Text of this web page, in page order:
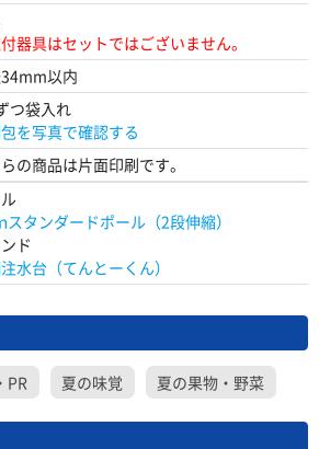
器具はセットではございません。
以内
つ袋入れ
を写真で確認する
の商品は片面印刷です。
スタンダードポール（2段伸縮）
ド
水台（てんとーくん）
PR 夏の味覚 夏の果物・野菜